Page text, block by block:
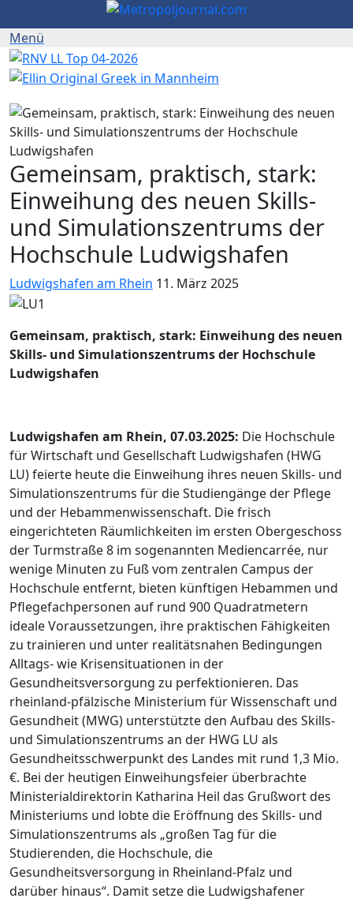
Gemeinsam, praktisch, stark:
Einweihung des neuen Skills-
und Simulationszentrums der
Hochschule Ludwigshafen
Ludwigshafen am Rhein 11. März 2025
Gemeinsam, praktisch, stark: Einweihung des neuen
Skills- und Simulationszentrums der Hochschule
Ludwigshafen
Ludwigshafen am Rhein, 07.03.2025: Die Hochschule
für Wirtschaft und Gesellschaft Ludwigshafen (HWG
LU) feierte heute die Einweihung ihres neuen Skills- und
Simulationszentrums für die Studiengänge der Pflege
und der Hebammenwissenschaft. Die frisch
eingerichteten Räumlichkeiten im ersten Obergeschoss
der Turmstraße 8 im sogenannten Mediencarrée, nur
wenige Minuten zu Fuß vom zentralen Campus der
Hochschule entfernt, bieten künftigen Hebammen und
Pflegefachpersonen auf rund 900 Quadratmetern
ideale Voraussetzungen, ihre praktischen Fähigkeiten
zu trainieren und unter realitätsnahen Bedingungen
Alltags- wie Krisensituationen in der
Gesundheitsversorgung zu perfektionieren. Das
rheinland-pfälzische Ministerium für Wissenschaft und
Gesundheit (MWG) unterstützte den Aufbau des Skills-
und Simulationszentrums an der HWG LU als
Gesundheitsschwerpunkt des Landes mit rund 1,3 Mio.
€. Bei der heutigen Einweihungsfeier überbrachte
Ministerialdirektorin Katharina Heil das Grußwort des
Ministeriums und lobte die Eröffnung des Skills- und
Simulationszentrums als „großen Tag für die
Studierenden, die Hochschule, die
Gesundheitsversorgung in Rheinland-Pfalz und
darüber hinaus“. Damit setze die Ludwigshafener